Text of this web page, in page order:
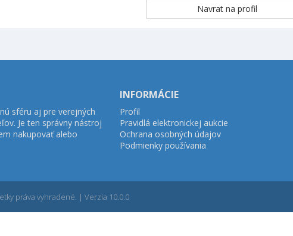
sféru aj pre verejných
Je ten správny nástroj
nakupovať alebo
INFORMÁCIE
Profil
Pravidlá elektronickej aukcie
Ochrana osobných údajov
Podmienky používania
práva vyhradené. | Verzia 10.0.0